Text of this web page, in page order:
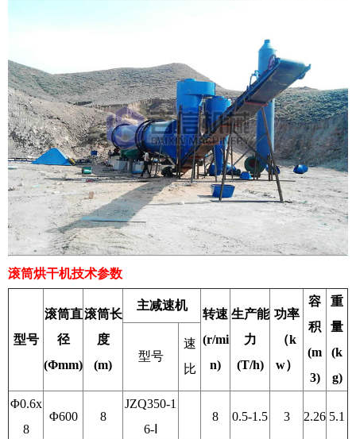
滚筒烘干机技术参数
型号
滚筒直
径
(Φmm)
滚筒长
度
(m)
主减速机
转速
(r/mi
n)
生产能
力
(T/h)
功率
（k
w）
容
积
(m
3)
重
量
(k
g)
型号
速
比
Φ0.6x
8
Φ600 8
JZQ350-1
6-Ⅰ
8 0.5-1.5 3 2.26 5.1